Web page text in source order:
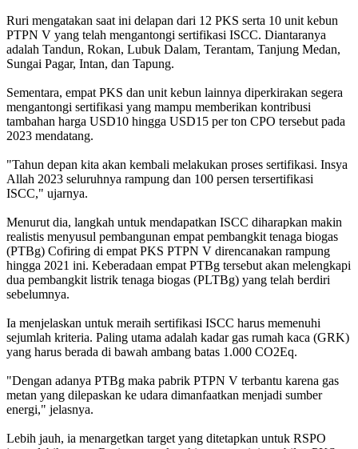
Ruri mengatakan saat ini delapan dari 12 PKS serta 10 unit kebun
PTPN V yang telah mengantongi sertifikasi ISCC. Diantaranya
adalah Tandun, Rokan, Lubuk Dalam, Terantam, Tanjung Medan,
Sungai Pagar, Intan, dan Tapung.
Sementara, empat PKS dan unit kebun lainnya diperkirakan segera
mengantongi sertifikasi yang mampu memberikan kontribusi
tambahan harga USD10 hingga USD15 per ton CPO tersebut pada
2023 mendatang.
"Tahun depan kita akan kembali melakukan proses sertifikasi. Insya
Allah 2023 seluruhnya rampung dan 100 persen tersertifikasi
ISCC," ujarnya.
Menurut dia, langkah untuk mendapatkan ISCC diharapkan makin
realistis menyusul pembangunan empat pembangkit tenaga biogas
(PTBg) Cofiring di empat PKS PTPN V direncanakan rampung
hingga 2021 ini. Keberadaan empat PTBg tersebut akan melengkapi
dua pembangkit listrik tenaga biogas (PLTBg) yang telah berdiri
sebelumnya.
Ia menjelaskan untuk meraih sertifikasi ISCC harus memenuhi
sejumlah kriteria. Paling utama adalah kadar gas rumah kaca (GRK)
yang harus berada di bawah ambang batas 1.000 CO2Eq.
"Dengan adanya PTBg maka pabrik PTPN V terbantu karena gas
metan yang dilepaskan ke udara dimanfaatkan menjadi sumber
energi," jelasnya.
Lebih jauh, ia menargetkan target yang ditetapkan untuk RSPO